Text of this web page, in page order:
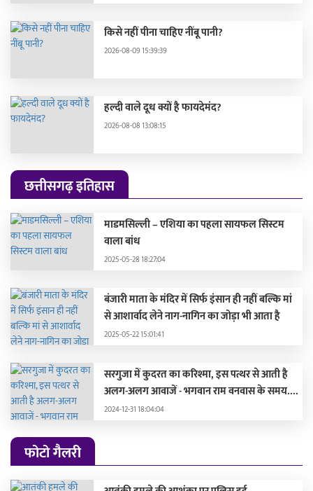
किसे नहीं पीना चाहिए नींबू पानी?
2026-08-09 15:39:39
हल्दी वाले दूध क्यों है फायदेमंद?
2026-08-08 13:08:15
छत्तीसगढ़ इतिहास
माडमसिल्ली – एशिया का पहला सायफल सिस्टम
वाला बांध
2025-05-28 18:27:04
बंजारी माता के मंदिर में सिर्फ इंसान ही नहीं बल्कि मां
से आशार्वाद लेने नाग-नागिन का जोड़ा भी आता है
2025-05-22 15:01:41
सरगुजा में कुदरत का करिश्मा, इस पत्थर से आती है
अलग-अलग आवाजें - भगवान राम वनवास के समय....
2024-12-31 18:04:04
फोटो गैलरी